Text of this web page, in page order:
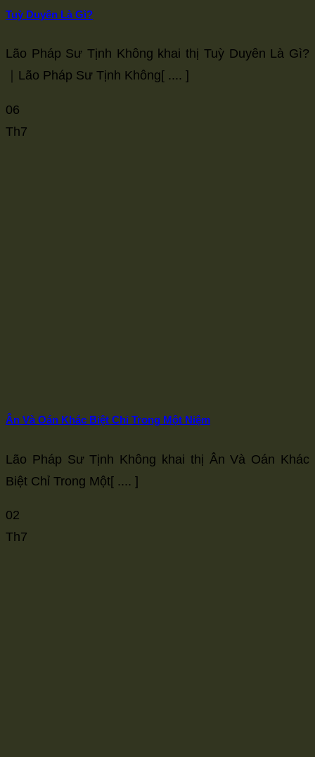
Tuỳ Duyên Là Gì?
Lão Pháp Sư Tịnh Không khai thị Tuỳ Duyên Là Gì?
｜Lão Pháp Sư Tịnh Không[ .... ]
06
Th7
Ân Và Oán Khác Biệt Chỉ Trong Một Niệm
Lão Pháp Sư Tịnh Không khai thị Ân Và Oán Khác
Biệt Chỉ Trong Một[ .... ]
02
Th7